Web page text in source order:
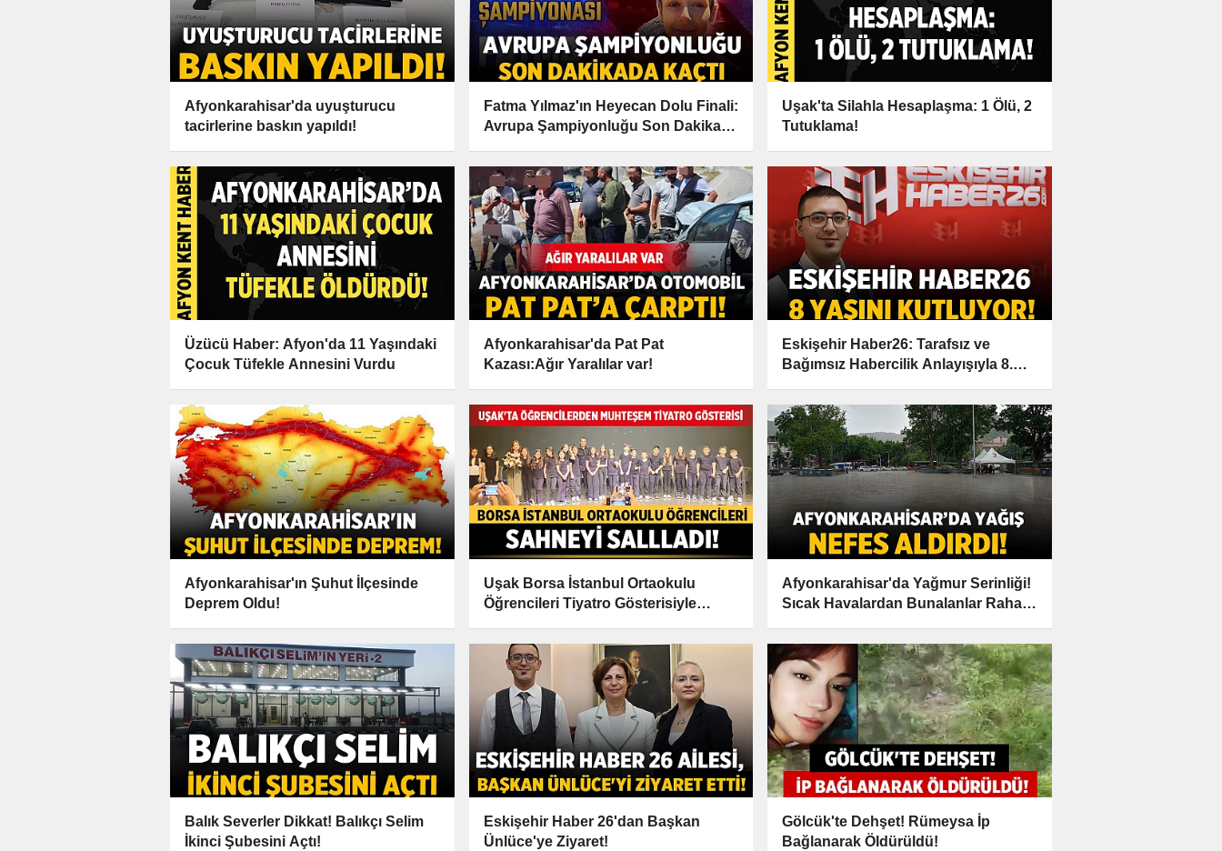
Afyonkarahisar'da uyuşturucu
tacirlerine baskın yapıldı!
Fatma Yılmaz'ın Heyecan Dolu Finali:
Avrupa Şampiyonluğu Son Dakikada
Uşak'ta Silahla Hesaplaşma: 1 Ölü, 2
Tutuklama!
Üzücü Haber: Afyon'da 11 Yaşındaki
Çocuk Tüfekle Annesini Vurdu
Afyonkarahisar'da Pat Pat
Kazası:Ağır Yaralılar var!
Eskişehir Haber26: Tarafsız ve
Bağımsız Habercilik Anlayışıyla 8.
Afyonkarahisar'ın Şuhut İlçesinde
Deprem Oldu!
Uşak Borsa İstanbul Ortaokulu
Öğrencileri Tiyatro Gösterisiyle
Afyonkarahisar'da Yağmur Serinliği!
Sıcak Havalardan Bunalanlar Rahat
Balık Severler Dikkat! Balıkçı Selim
İkinci Şubesini Açtı!
Eskişehir Haber 26'dan Başkan
Ünlüce'ye Ziyaret!
Gölcük'te Dehşet! Rümeysa İp
Bağlanarak Öldürüldü!